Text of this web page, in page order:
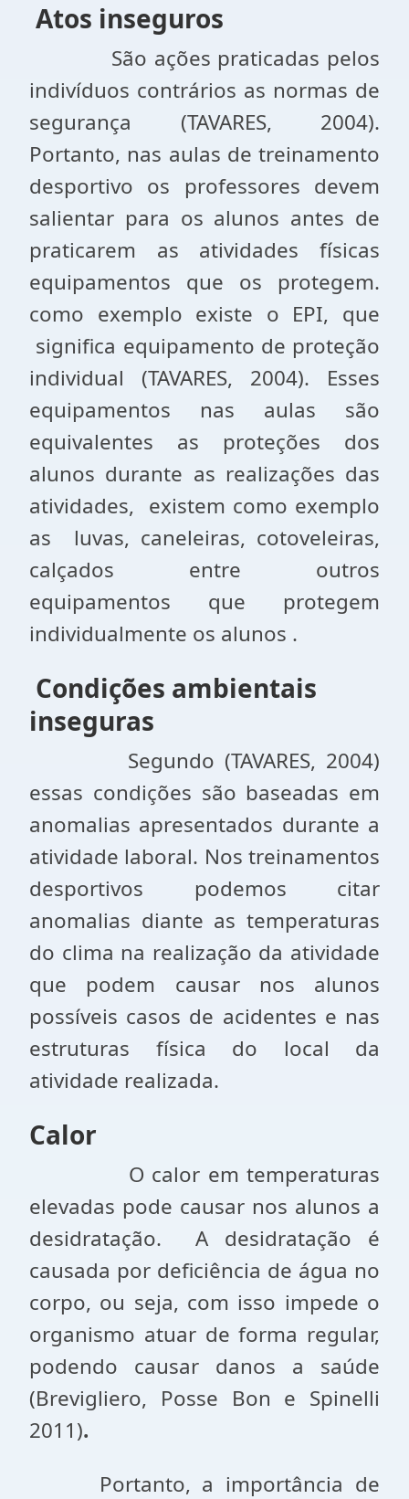
Atos inseguros
São ações praticadas pelos
indivíduos contrários as normas de
segurança (TAVARES, 2004).
Portanto, nas aulas de treinamento
desportivo os professores devem
salientar para os alunos antes de
praticarem as atividades físicas
equipamentos que os protegem.
como exemplo existe o EPI, que
significa equipamento de proteção
individual (TAVARES, 2004). Esses
equipamentos nas aulas são
equivalentes as proteções dos
alunos durante as realizações das
atividades, existem como exemplo
as luvas, caneleiras, cotoveleiras,
calçados entre outros
equipamentos que protegem
individualmente os alunos .
Condições ambientais
inseguras
Segundo (TAVARES, 2004)
essas condições são baseadas em
anomalias apresentados durante a
atividade laboral. Nos treinamentos
desportivos podemos citar
anomalias diante as temperaturas
do clima na realização da atividade
que podem causar nos alunos
possíveis casos de acidentes e nas
estruturas física do local da
atividade realizada.
Calor
O calor em temperaturas
elevadas pode causar nos alunos a
desidratação. A desidratação é
causada por deficiência de água no
corpo, ou seja, com isso impede o
organismo atuar de forma regular,
podendo causar danos a saúde
(Brevigliero, Posse Bon e Spinelli
2011).
Portanto, a importância de